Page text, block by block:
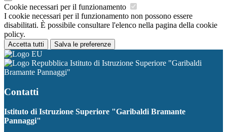
Cookie necessari per il funzionamento
I cookie necessari per il funzionamento non possono essere
disabilitati. È possibile consultare l'elenco nella pagina della cookie
policy.
Accetta tutti Salva le preferenze
Istituto di Istruzione Superiore "Garibaldi
Bramante Pannaggi"
Contatti
Istituto di Istruzione Superiore "Garibaldi Bramante
Pannaggi"